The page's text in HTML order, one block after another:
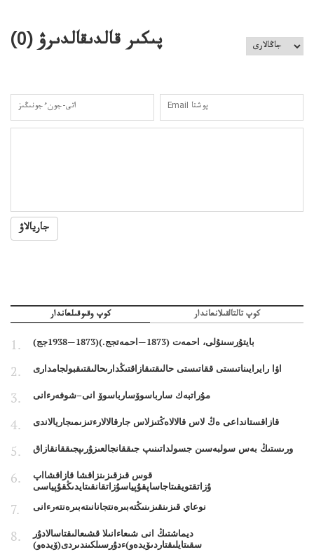
پىكىر قالدىقالدىرۋ (0
)
جاريالاۋ
كوپ وقىوقىلعاندار كوپ تالتالقىلانعاندار
بايتۇرسىنۇلى، احمەت (1873—احمەتجج.)(1873—1938جج)
اۋا رايرايىناتىستى ققاتىستى حالىقتىقازاقتىڭدارىحالىقتىقبولجامدارى
مۇراتبەك سارباسوۆسارباسوۆ انى–شوفەرءانى
قازاقستانداعى ەڭ لاس قالالاەڭتىزلاس جارقالالارءتىزىمىجاريالاندى
ورىستىڭ بەس سولبەسىن جسولداتىنىپ جىققانجالعىزۇرىپجىققانقازاق
قوس قىزقىزىنزاقشا قازاقشااپ
ۇزاتقتويقىتاجاساپقۇپياسۇزاتقانقىتايدىڭقۇپياسى
نوعاي قىزىنقىزىنىڭتەبىرەنتجانانىتەبىرەنتەرءانى
ديماشتىڭ انى شىعاءانىلا قشىعالىقتاسالادۇر
سقىتايلىقتاردىۆيدەو)ءدۇرسىلكىندىردى(ۆيدەو)